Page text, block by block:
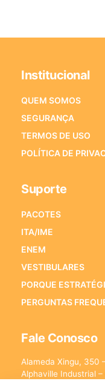
Institucional
QUEM SOMOS
SEGURANÇA
TERMOS DE USO
POLÍTICA DE
Suporte
PACOTES
ITA/IME
ENEM
VESTIBULARES
PORQUE
PERGUNTAS
Fale Conosco
Alameda Xingu, 350
Alphaville Industrial –